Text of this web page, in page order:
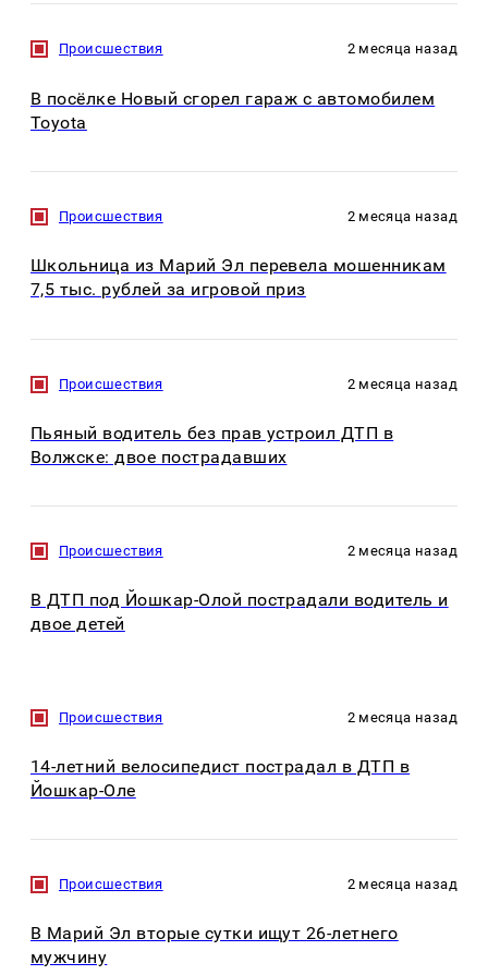
Происшествия 2 месяца назад
В посёлке Новый сгорел гараж с автомобилем
Toyota
Происшествия 2 месяца назад
Школьница из Марий Эл перевела мошенникам
7,5 тыс. рублей за игровой приз
Происшествия 2 месяца назад
Пьяный водитель без прав устроил ДТП в
Волжске: двое пострадавших
Происшествия 2 месяца назад
В ДТП под Йошкар-Олой пострадали водитель и
двое детей
Происшествия 2 месяца назад
14-летний велосипедист пострадал в ДТП в
Йошкар-Оле
Происшествия 2 месяца назад
В Марий Эл вторые сутки ищут 26-летнего
мужчину